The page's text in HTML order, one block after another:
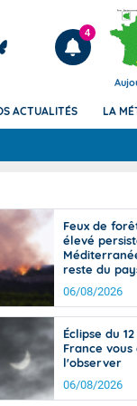
Articles
4
de
des
Bulletins
Météo des
Vigicrues
ACTUALITÉS LA
Feux de
élevé
reste du
06/08/2026
Éclipse du
France
l'observer
06/08/2026